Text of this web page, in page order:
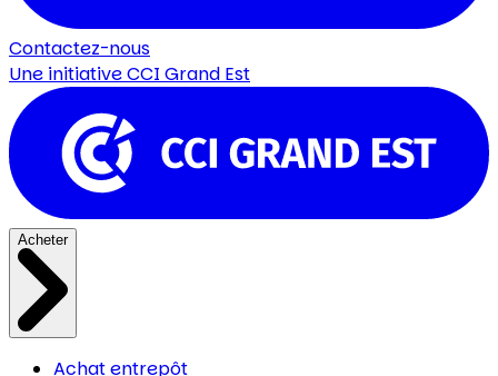
Contactez-nous
Une initiativeCCI Grand Est
Acheter
Achat entrepôt